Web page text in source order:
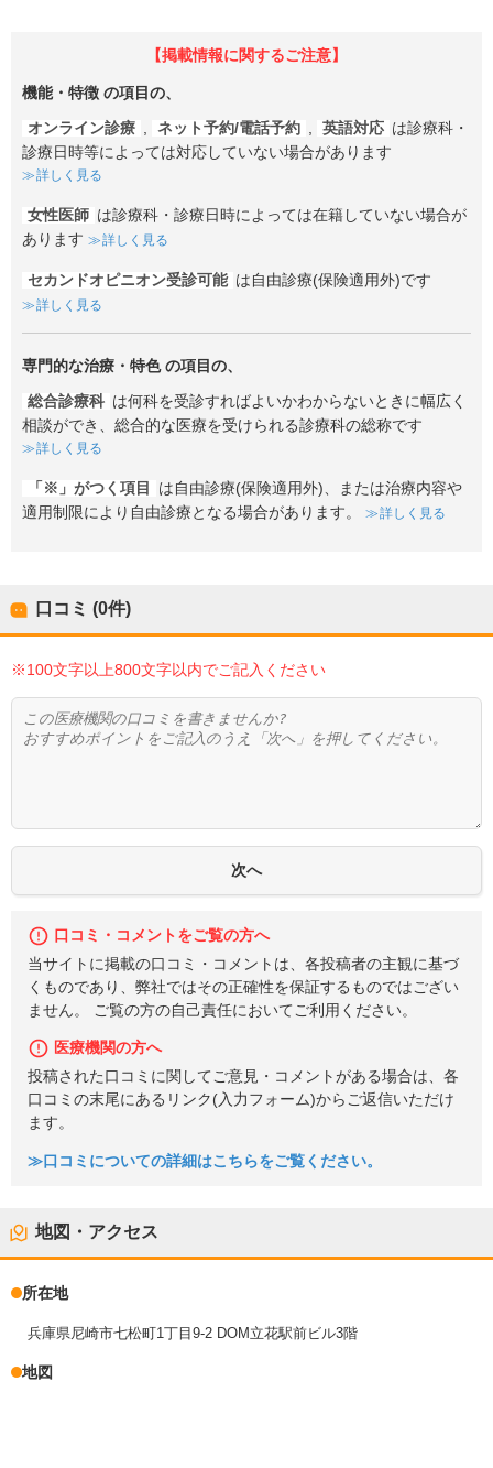
【掲載情報に関するご注意】
機能・特徴 の項目の、
オンライン診療 ネット予約/電話予約 英語対応 は診療科・
診療日時等によっては対応していない場合があります
詳しく見る
女性医師 は診療科・診療日時によっては在籍していない場合が
あります
詳しく見る
セカンドオピニオン受診可能 は自由診療(保険適用外)です
詳しく見る
専門的な治療・特色の項目の、
総合診療科 は何科を受診すればよいかわからないときに幅広く
相談ができ、総合的な医療を受けられる診療科の総称です
詳しく見る
「※」がつく項目
は自由診療(保険適用外)、または治療内容や
適用制限により自由診療となる場合があります。
詳しく見る
口コミ (0件)
※100文字以上800文字以内でご記入ください
口コミ・コメントをご覧の方へ
当サイトに掲載の口コミ・コメントは、各投稿者の主観に基づ
くものであり、弊社ではその正確性を保証するものではござい
ません。 ご覧の方の自己責任においてご利用ください。
医療機関の方へ
投稿された口コミに関してご意見・コメントがある場合は、各
口コミの末尾にあるリンク(入力フォーム)からご返信いただけ
ます。
≫口コミについての詳細はこちらをご覧ください。
地図・アクセス
所在地
兵庫県尼崎市七松町1丁目9-2 DOM立花駅前ビル3階
地図